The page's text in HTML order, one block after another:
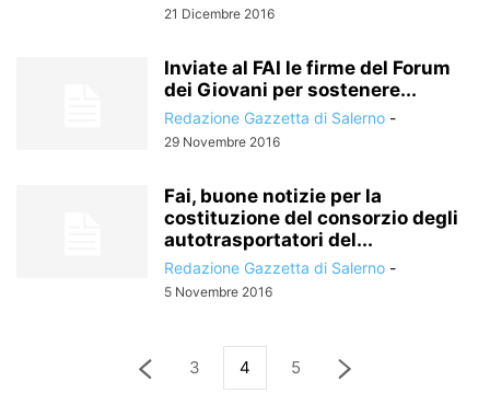
21 Dicembre 2016
Inviate al FAI le firme del Forum
dei Giovani per sostenere...
Redazione Gazzetta di Salerno -
29 Novembre 2016
Fai, buone notizie per la
costituzione del consorzio degli
autotrasportatori del...
Redazione Gazzetta di Salerno -
5 Novembre 2016
3 4 5